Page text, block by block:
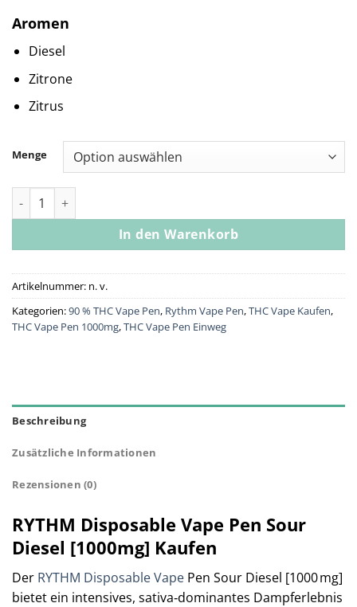
Aromen
Diesel
Zitrone
Zitrus
Menge
RYTHM Disposable Vape Pen Sour Diesel [1000mg] Menge
In den Warenkorb
Artikelnummer: n. v.
Kategorien:90 % THC Vape Pen, Rythm Vape Pen,THC Vape Kaufen,
THC Vape Pen 1000mg,THC Vape Pen Einweg
Beschreibung
Zusätzliche Informationen
Rezensionen (0)
RYTHM Disposable Vape Pen Sour
Diesel [1000mg] Kaufen
Der RYTHM Disposable Vape Pen Sour Diesel [1000 mg]
bietet ein intensives, sativa‑dominantes Dampferlebnis